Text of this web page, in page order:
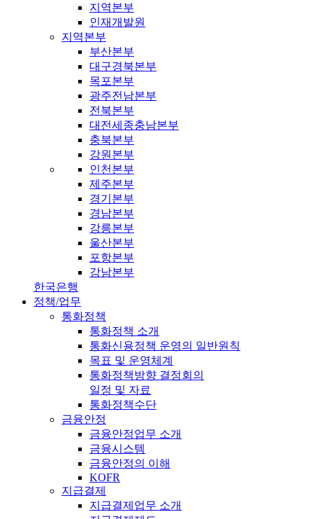
지역본부
인재개발원
지역본부
부산본부
대구경북본부
목포본부
광주전남본부
전북본부
대전세종충남본부
충북본부
강원본부
인천본부
제주본부
경기본부
경남본부
강릉본부
울산본부
포항본부
강남본부
한국은행
정책/업무
통화정책
통화정책 소개
통화신용정책 운영의 일반원칙
목표 및 운영체계
통화정책방향 결정회의
일정 및 자료
통화정책수단
금융안정
금융안정업무 소개
금융시스템
금융안정의 이해
KOFR
지급결제
지급결제업무 소개